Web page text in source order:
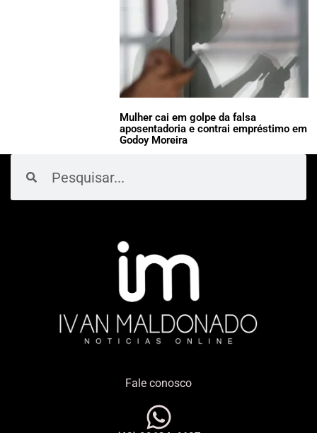
Mulher cai em golpe da falsa
aposentadoria e contrai empréstimo em
Godoy Moreira
Fale conosco